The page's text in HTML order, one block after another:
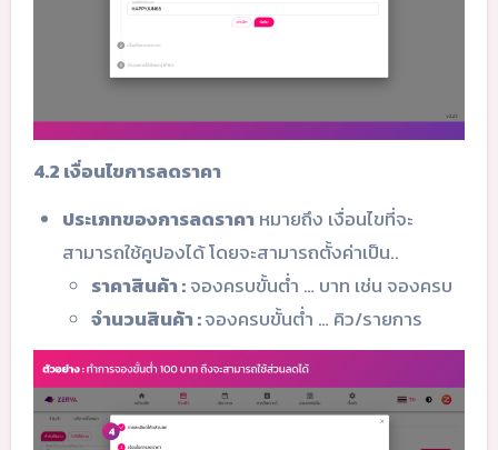
4.2 เงื่อนไขการลดราคา
ประเภทของการลดราคาหมายถึง เงื่อนไขที่จะ
สามารถใช้คูปองได้ โดยจะสามารถตั้งค่าเป็น..
ราคาสินค้า :จองครบขั้นต่ำ … บาท เช่น จองครบ
จำนวนสินค้า :จองครบขั้นต่ำ … คิว/รายการ